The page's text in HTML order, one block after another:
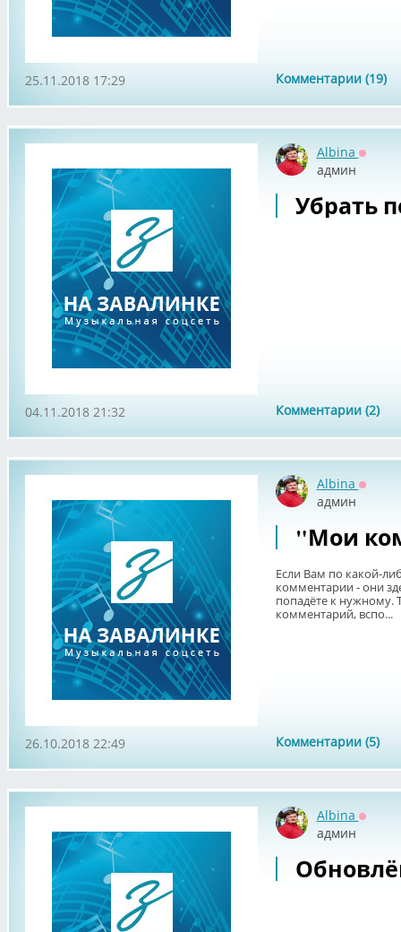
Комментарии (19)
25.11.2018 17:29
Albina
админ
Убрать
Комментарии (2)
04.11.2018 21:32
Albina
админ
"Мои
Если Вам по какой-
комментарии - они
попадёте к нужному.
комментарий, вспо...
Комментарии (5)
26.10.2018 22:49
Albina
админ